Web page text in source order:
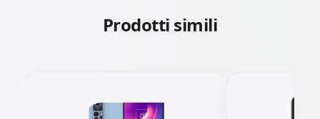
Prodotti simili